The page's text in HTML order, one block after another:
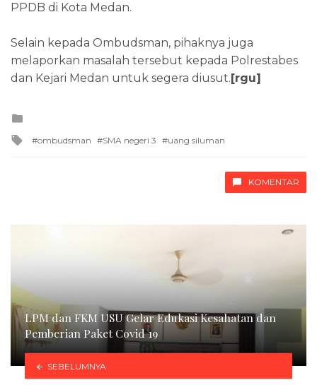
PPDB di Kota Medan.
Selain kepada Ombudsman, pihaknya juga
melaporkan masalah tersebut kepada Polrestabes
dan Kejari Medan untuk segera diusut. [rgu]
Tagged
ombudsman SMA negeri 3 uang siluman
KOMENTAR
LPM dan FKM USU Gelar Edukasi Kesahatan dan
Pemberian Paket Covid 19
SEBELUMNYA